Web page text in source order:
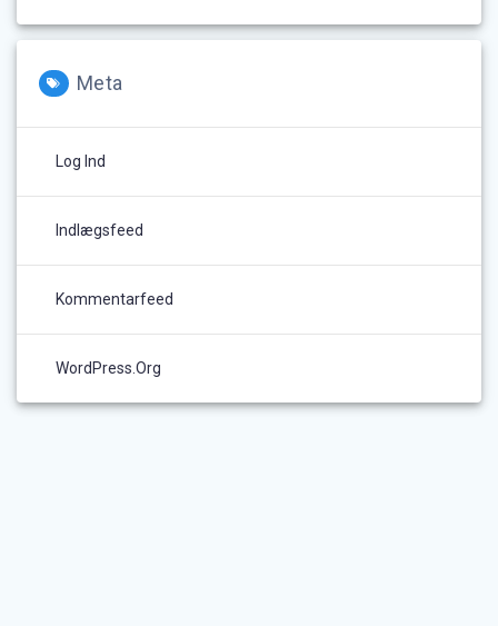
Meta
Log Ind
Indlægsfeed
Kommentarfeed
WordPress.org